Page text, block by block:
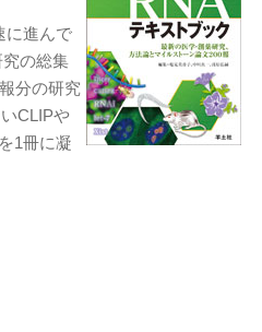
に進んで
の総集
分の研究
CLIPや
1冊に凝